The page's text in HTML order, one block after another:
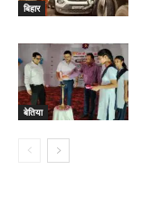
बिहार
बेतिया